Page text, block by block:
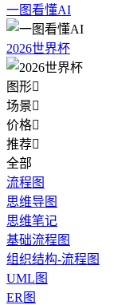
一图看懂AI
2026世界杯
图形
场景
价格
推荐
全部
流程图
思维导图
思维笔记
基础流程图
组织结构-流程图
UML图
ER图